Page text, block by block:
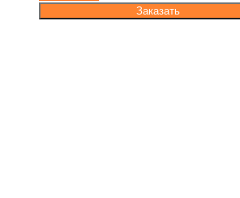
Заказать